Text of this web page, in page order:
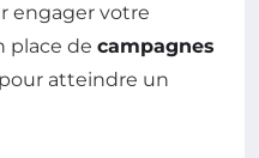
engager votre
place de campagnes
pour atteindre un